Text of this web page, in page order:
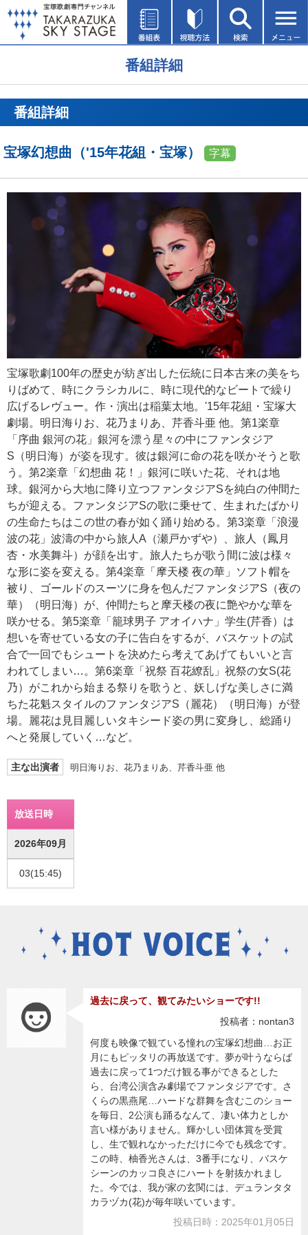
番組詳細
番組詳細
宝塚幻想曲（'15年花組・宝塚） 字幕
宝塚歌劇100年の歴史が紡ぎ出した伝統に日本古来の美をち
りばめて、時にクラシカルに、時に現代的なビートで繰り
広げるレヴュー。作・演出は稲葉太地。'15年花組・宝塚大
劇場。明日海りお、花乃まりあ、芹香斗亜 他。第1楽章
「序曲 銀河の花」銀河を漂う星々の中にファンタジア
S（明日海）が姿を現す。彼は銀河に命の花を咲かそうと歌
う。第2楽章「幻想曲 花！」銀河に咲いた花、それは地
球。銀河から大地に降り立つファンタジアSを純白の仲間た
ちが迎える。ファンタジアSの歌に乗せて、生まれたばかり
の生命たちはこの世の春が如く踊り始める。第3楽章「浪漫
波の花」波濤の中から旅人A（瀬戸かずや）、旅人（鳳月
杏・水美舞斗）が顔を出す。旅人たちが歌う間に波は様々
な形に姿を変える。第4楽章「摩天楼 夜の華」ソフト帽を
被り、ゴールドのスーツに身を包んだファンタジアS（夜の
華）（明日海）が、仲間たちと摩天楼の夜に艶やかな華を
咲かせる。第5楽章「籠球男子 アオイハナ」学生(芹香）は
想いを寄せている女の子に告白をするが、バスケットの試
合で一回でもシュートを決めたら考えてあげてもいいと言
われてしまい…。第6楽章「祝祭 百花繚乱」祝祭の女S(花
乃）がこれから始まる祭りを歌うと、妖しげな美しさに満
ちた花魁スタイルのファンタジアS（麗花）（明日海）が登
場。麗花は見目麗しいタキシード姿の男に変身し、総踊り
へと発展していく…など。
主な出演者 明日海りお、花乃まりあ、芹香斗亜 他
放送日時
2026年09月
03(15:45)
過去に戻って、観てみたいショーです!!
投稿者：nontan3
何度も映像で観ている憧れの宝塚幻想曲…お正
月にもピッタリの再放送です。夢が叶うならば
過去に戻って1つだけ観る事ができるとした
ら、台湾公演含み劇場でファンタジアです。さ
くらの黒燕尾…ハードな群舞を含むこのショー
を毎日、2公演も踊るなんて、凄い体力としか
言い様がありません。輝かしい団体賞を受賞
し、生で観れなかっただけに今でも残念です。
この時、柚香光さんは、3番手になり、バスケ
シーンのカッコ良さにハートを射抜かれまし
た。今では、我が家の玄関には、デュランタタ
カラヅカ(花)が毎年咲いています。
投稿日時：2025年01月05日